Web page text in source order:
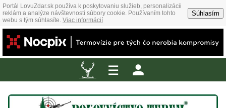
Portál LovuZdar.sk používa k poskytovaniu služieb, personalizácii
reklám a analýze návštevnosti súbory cookie. Používaním tohto
webu s tým súhlasíte. Viac informácií
Súhlasím
☰